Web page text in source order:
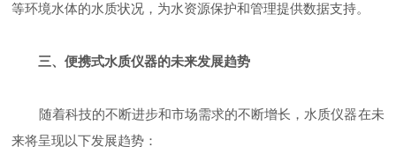
等环境水体的水质状况，为水资源保护和管理提供数据支持。
三、便携式水质仪器的未来发展趋势
随着科技的不断进步和市场需求的不断增长，水质仪器在未
来将呈现以下发展趋势：